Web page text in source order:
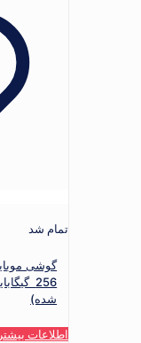
تمام شد
شده)
اطلاعات بیشتر